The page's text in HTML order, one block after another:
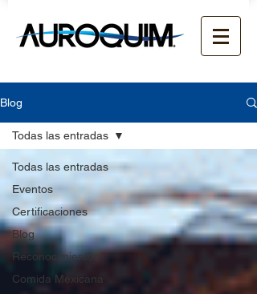
Blog
Todas las entradas
Eventos
Certificaciones
Blog
Reconocimientos
Comida Mexicana
Todas las entradas